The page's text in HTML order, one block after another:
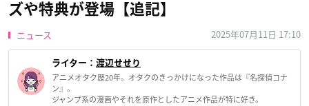
ズや特典が登場【追記】
ニュース 2025年07月11日 17:10
ライター： 渡辺せせり
アニメオタク歴20年。オタクのきっかけになった作品は『名探偵コナ
ン』。
ジャンプ系の漫画やそれを原作としたアニメ作品が特に好き。